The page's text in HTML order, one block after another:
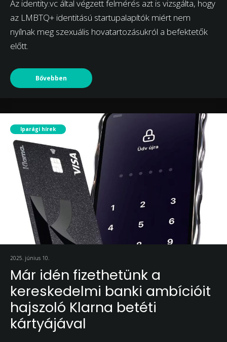
Az identity.vc által végzett felmérés azt is vizsgálta, hogy
az LMBTQ+ identitású startupalapítók miért nem
nyílnak meg szexuális hovatartozásukról a befektetők
előtt.
Bővebben
Iparági hírek
2025. június 10.
Már idén fizethetünk a
kereskedelmi banki ambícióit
hajszoló Klarna betéti
kártyájával